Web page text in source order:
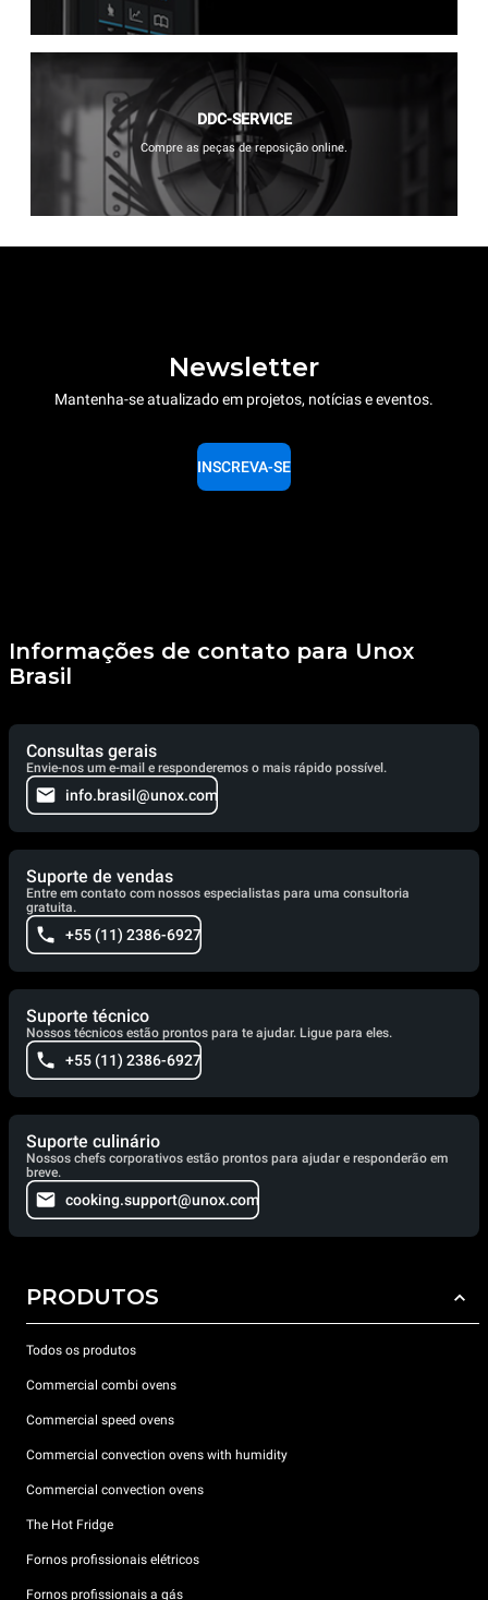
DDC-SERVICE
Compre as peças de reposição online.
Newsletter
Mantenha-se atualizado em projetos, notícias e eventos.
INSCREVA-SE
Informações de contato para Unox
Brasil
Consultas gerais
Envie-nos um e-mail e responderemos o mais rápido possível.
info.brasil@unox.com
Suporte de vendas
Entre em contato com nossos especialistas para uma consultoria
gratuita.
+55 (11) 2386-6927
Suporte técnico
Nossos técnicos estão prontos para te ajudar. Ligue para eles.
+55 (11) 2386-6927
Suporte culinário
Nossos chefs corporativos estão prontos para ajudar e responderão em
breve.
cooking.support@unox.com
PRODUTOS
Todos os produtos
Commercial combi ovens
Commercial speed ovens
Commercial convection ovens with humidity
Commercial convection ovens
The Hot Fridge
Fornos profissionais elétricos
Fornos profissionais a gás